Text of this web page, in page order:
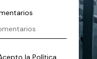
laPolítica